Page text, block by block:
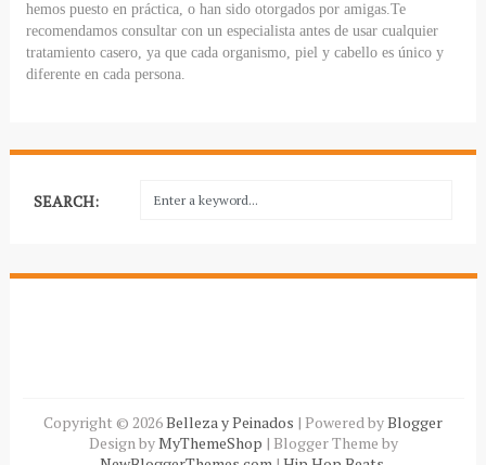
hemos puesto en práctica, o han sido otorgados por amigas.Te
recomendamos consultar con un especialista antes de usar cualquier
tratamiento casero, ya que cada organismo, piel y cabello es único y
diferente en cada persona.
SEARCH:
Copyright ©2026Belleza y Peinados | Powered byBlogger
Design byMyThemeShop | Blogger Theme by